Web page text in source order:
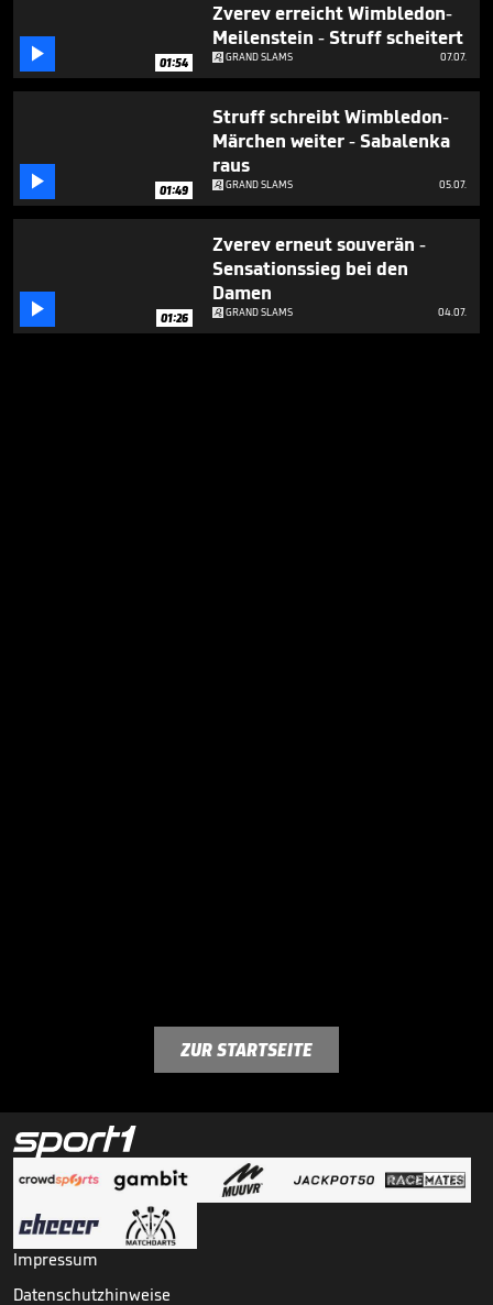
 01:54
Zverev erreicht Wimbledon-
Meilenstein - Struff scheitert
GRAND SLAMS 07.07.
 01:49
Struff schreibt Wimbledon-
Märchen weiter - Sabalenka
raus
GRAND SLAMS 05.07.
 01:26
Zverev erneut souverän -
Sensationssieg bei den
Damen
GRAND SLAMS 04.07.
ZUR STARTSEITE
Impressum
Datenschutzhinweise